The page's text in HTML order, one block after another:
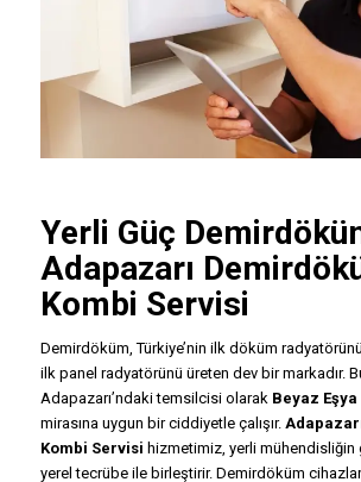
Yerli Güç
Adapazarı
Kombi Servisi
Demirdöküm, Türkiye’nin ilk döküm
ilk panel radyatörünü üreten dev bir markadır.
Adapazarı’ndaki temsilcisi olarak Beyaz Eşya
mirasına uygun bir ciddiyetle çalışır.
Kombi Servisi hizmetimiz, yerli mühendisliğin
yerel tecrübe ile birleştirir. Demirdöküm